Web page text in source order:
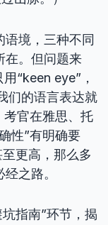
境，三种不同
在。但问题来
“keen eye”，
们的语言表达就
考官在雅思、托
性”有明确要
更高，那么多
之路。
指南”环节，揭